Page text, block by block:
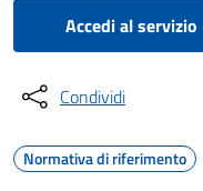
Accedi al servizio
Condividi
Normativa di riferimento